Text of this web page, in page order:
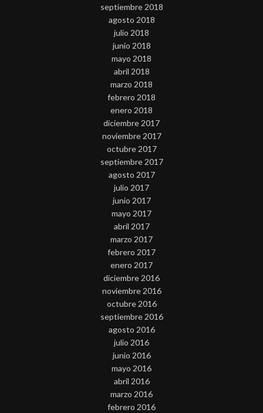
septiembre 2018
agosto 2018
julio 2018
junio 2018
mayo 2018
abril 2018
marzo 2018
febrero 2018
enero 2018
diciembre 2017
noviembre 2017
octubre 2017
septiembre 2017
agosto 2017
julio 2017
junio 2017
mayo 2017
abril 2017
marzo 2017
febrero 2017
enero 2017
diciembre 2016
noviembre 2016
octubre 2016
septiembre 2016
agosto 2016
julio 2016
junio 2016
mayo 2016
abril 2016
marzo 2016
febrero 2016